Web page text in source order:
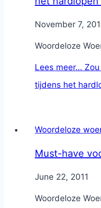
ByNicole
November 7,
Woordeloze
Lees meer…
tijdens het
Woordeloze
Must-have
ByNicole
June 22, 2011
Woordeloze